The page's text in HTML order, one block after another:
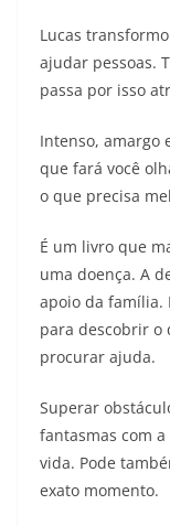
Lucas
ajudar pessoas.
passa por isso
Intenso, amargo
que fará você
o que precisa
É um livro que
uma doença. A
apoio da família.
para descobrir o
procurar ajuda.
Superar
fantasmas com
vida. Pode
exato momento.